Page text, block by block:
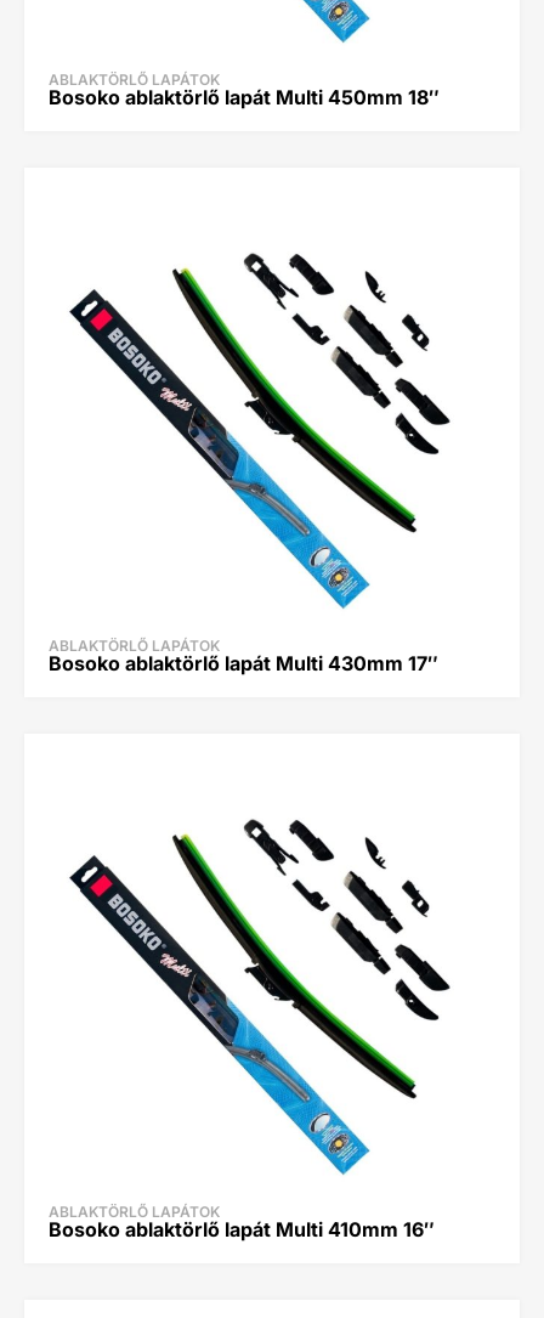
ABLAKTÖRLŐ LAPÁTOK
Bosoko ablaktörlő lapát Multi 450mm 18″
ABLAKTÖRLŐ LAPÁTOK
Bosoko ablaktörlő lapát Multi 430mm 17″
ABLAKTÖRLŐ LAPÁTOK
Bosoko ablaktörlő lapát Multi 410mm 16″